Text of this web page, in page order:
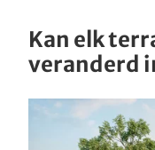
Kan elk
veranderd